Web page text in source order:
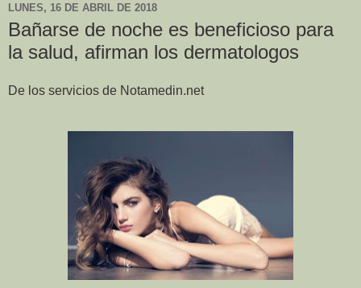
LUNES, 16 DE ABRIL DE 2018
Bañarse de noche es beneficioso para
la salud, afirman los dermatologos
De los servicios de Notamedin.net